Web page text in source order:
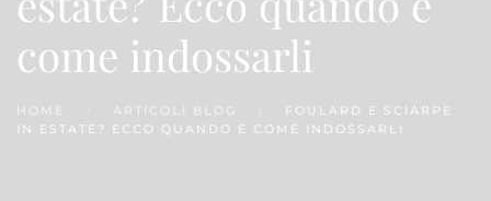
come indossarli
HOME ARTICOLI BLOG
FOULARD E SCIARPE
IN ESTATE? ECCO QUANDO E COME INDOSSARLI